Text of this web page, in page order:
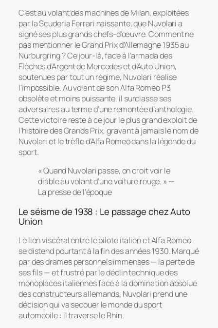
C’est au volant des machines de Milan, exploitées
par la Scuderia Ferrari naissante, que Nuvolari a
signé ses plus grands chefs-d’œuvre. Comment ne
pas mentionner le Grand Prix d’Allemagne 1935 au
Nürburgring ? Ce jour-là, face à l’armada des
Flèches d’Argent de Mercedes et d’Auto Union,
soutenues par tout un régime, Nuvolari réalise
l’impossible. Au volant de son Alfa Romeo P3
obsolète et moins puissante, il surclasse ses
adversaires au terme d’une remontée d’anthologie.
Cette victoire reste à ce jour le plus grand exploit de
l’histoire des Grands Prix, gravant à jamais le nom de
Nuvolari et le trèfle d’Alfa Romeo dans la légende du
sport.
« Quand Nuvolari passe, on croit voir le
diable au volant d’une voiture rouge. » —
La presse de l’époque
Le séisme de 1938 : Le passage chez Auto
Union
Le lien viscéral entre le pilote italien et Alfa Romeo
se distend pourtant à la fin des années 1930. Marqué
par des drames personnels immenses — la perte de
ses fils — et frustré par le déclin technique des
monoplaces italiennes face à la domination absolue
des constructeurs allemands, Nuvolari prend une
décision qui va secouer le monde du sport
automobile : il traverse le Rhin.